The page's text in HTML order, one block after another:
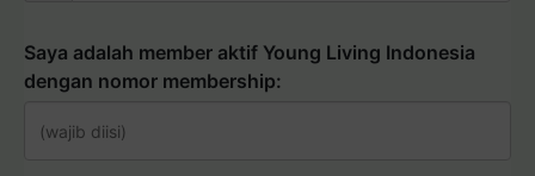
Saya adalah member aktif Young Living Indonesia
dengan nomor membership: